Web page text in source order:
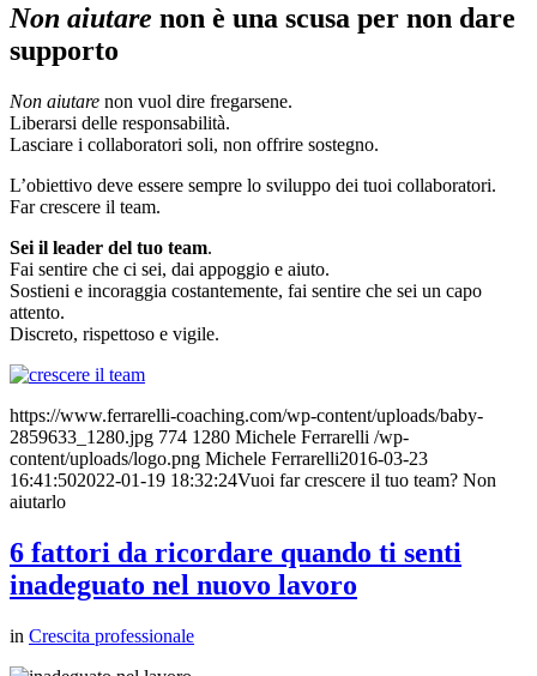
Non aiutare non è una scusa per non dare
supporto
Non aiutare non vuol dire fregarsene.
Liberarsi delle responsabilità.
Lasciare i collaboratori soli, non offrire sostegno.
L’obiettivo deve essere sempre lo sviluppo dei tuoi collaboratori.
Far crescere il team.
Sei il leader del tuo team.
Fai sentire che ci sei, dai appoggio e aiuto.
Sostieni e incoraggia costantemente, fai sentire che sei un capo
attento.
Discreto, rispettoso e vigile.
https://www.ferrarelli-coaching.com/wp-content/uploads/baby-
2859633_1280.jpg 774 1280 Michele Ferrarelli /wp-
content/uploads/logo.png Michele Ferrarelli2016-03-23
16:41:502022-01-19 18:32:24Vuoi far crescere il tuo team? Non
aiutarlo
6 fattori da ricordare quando ti senti
inadeguato nel nuovo lavoro
in Crescita professionale